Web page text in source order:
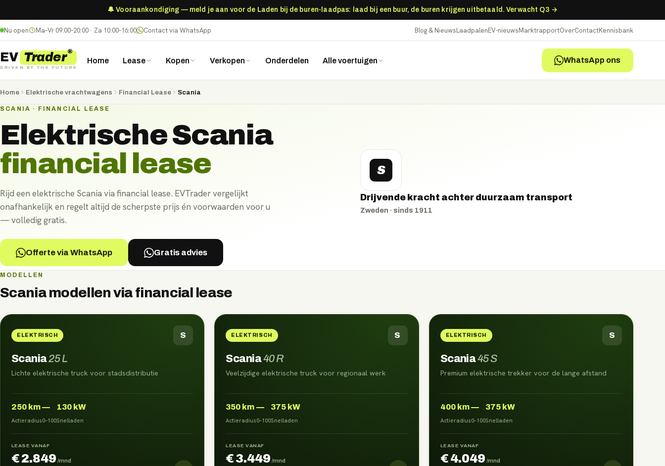
🔔 Vooraankondiging — meld je aan voor de Laden bij de buren-laadpas: laad bij een buur, de buren krijgen uitbetaald. Verwacht Q3 →
Nu open Ma–Vr 09:00–20:00 · Za 10:00–16:00 Contact via WhatsApp Blog & NieuwsLaadpalenEV-nieuwsMarktrapportOverContactKennisbank
EV Trader®
DRIVEN BY THE FUTURE
Home Lease Kopen Verkopen Onderdelen Alle voertuigen WhatsApp ons
Home Elektrische vrachtwagens Financial Lease Scania
SCANIA · FINANCIAL LEASE
ElektrischeScania
financial lease
Rijd een elektrische Scania via financial lease. EVTrader vergelijkt
onafhankelijk en regelt altijd de scherpste prijs én voorwaarden voor u
— volledig gratis.
Offerte via WhatsApp Gratis advies
S
Drijvende kracht achter duurzaam transport
Zweden · sinds 1911
MODELLEN
Scaniamodellen viafinancial lease
ELEKTRISCH S
Scania25 L
Lichte elektrische truck voor stadsdistributie
250 km
Actieradius
—
0–100
130 kW
Snelladen
LEASE VANAF
€ 2.849 /mnd
ELEKTRISCH S
Scania40 R
Veelzijdige elektrische truck voor regionaal werk
350 km
Actieradius
—
0–100
375 kW
Snelladen
LEASE VANAF
€ 3.449 /mnd
ELEKTRISCH S
Scania45 S
Premium elektrische trekker voor de lange afstand
400km
Actieradius
—
0–100
375 kW
Snelladen
LEASE VANAF
€ 4.049 /mnd